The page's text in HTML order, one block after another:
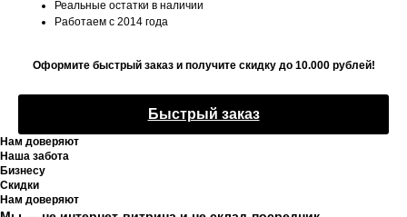
Реальные остатки в наличии
Работаем с 2014 года
Оформите быстрый заказ и получите скидку до 10.000 рублей!
Быстрый заказ
Нам доверяют
Наша забота
Бизнесу
Скидки
Нам доверяют